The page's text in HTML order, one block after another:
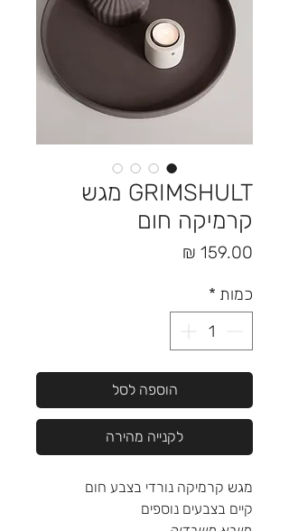
GRIMSHULT מגש
קרמיקה חום
כמות *
הוספה לסל
לקנייה מהירה
מגש קרמיקה נורדי בצבע חום
קיים בצבעים נוספים